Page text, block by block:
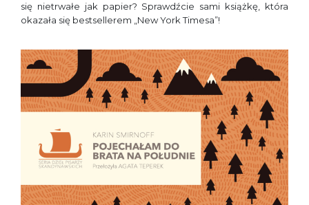
się nietrwałe jak papier? Sprawdźcie sami książkę, która
okazała się bestsellerem „New York Timesa”!